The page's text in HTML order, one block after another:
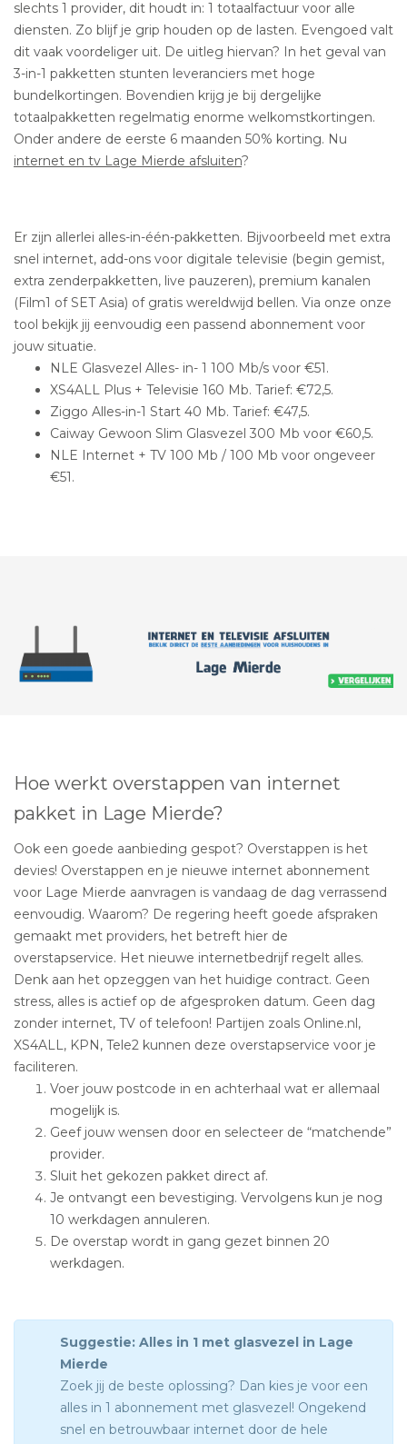
slechts 1 provider, dit houdt in: 1 totaalfactuur voor alle
diensten. Zo blijf je grip houden op de lasten. Evengoed valt
dit vaak voordeliger uit. De uitleg hiervan? In het geval van
3-in-1 pakketten stunten leveranciers met hoge
bundelkortingen. Bovendien krijg je bij dergelijke
totaalpakketten regelmatig enorme welkomstkortingen.
Onder andere de eerste 6 maanden 50% korting. Nu
internet en tv Lage Mierde afsluiten?
Er zijn allerlei alles-in-één-pakketten. Bijvoorbeeld met extra
snel internet, add-ons voor digitale televisie (begin gemist,
extra zenderpakketten, live pauzeren), premium kanalen
(Film1 of SET Asia) of gratis wereldwijd bellen. Via onze onze
tool bekijk jij eenvoudig een passend abonnement voor
jouw situatie.
NLE Glasvezel Alles- in- 1 100 Mb/s voor €51.
XS4ALL Plus + Televisie 160 Mb. Tarief: €72,5.
Ziggo Alles-in-1 Start 40 Mb. Tarief: €47,5.
Caiway Gewoon Slim Glasvezel 300 Mb voor €60,5.
NLE Internet + TV 100 Mb / 100 Mb voor ongeveer
€51.
Hoe werkt overstappen van internet
pakket in Lage Mierde?
Ook een goede aanbieding gespot? Overstappen is het
devies! Overstappen en je nieuwe internet abonnement
voor Lage Mierde aanvragen is vandaag de dag verrassend
eenvoudig. Waarom? De regering heeft goede afspraken
gemaakt met providers, het betreft hier de
overstapservice. Het nieuwe internetbedrijf regelt alles.
Denk aan het opzeggen van het huidige contract. Geen
stress, alles is actief op de afgesproken datum. Geen dag
zonder internet, TV of telefoon! Partijen zoals Online.nl,
XS4ALL, KPN, Tele2 kunnen deze overstapservice voor je
faciliteren.
Voer jouw postcode in en achterhaal wat er allemaal
mogelijk is.
Geef jouw wensen door en selecteer de “matchende”
provider.
Sluit het gekozen pakket direct af.
Je ontvangt een bevestiging. Vervolgens kun je nog
10 werkdagen annuleren.
De overstap wordt in gang gezet binnen 20
werkdagen.
Suggestie: Alles in 1 met glasvezel in Lage
Mierde
Zoek jij de beste oplossing? Dan kies je voor een
alles in 1 abonnement met glasvezel! Ongekend
snel en betrouwbaar internet door de hele